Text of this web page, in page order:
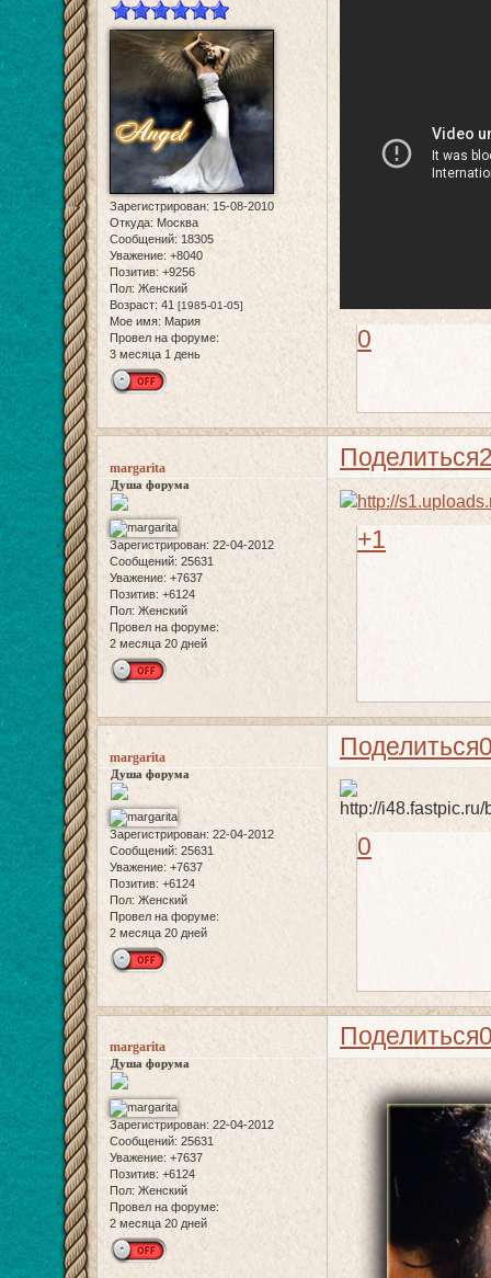
Зарегистрирован: 15-08-2010
Откуда: Москва
Сообщений:18305
Уважение: +8040
Позитив: +9256
Пол: Женский
Возраст: 41 [1985-01-05]
Мое имя: Мария
Провел на форуме:
3 месяца 1 день
0
Поделиться
margarita
Душа форума
Зарегистрирован: 22-04-2012
Сообщений: 25631
Уважение: +7637
Позитив: +6124
Пол: Женский
Провел на форуме:
2 месяца 20 дней
+1
Поделиться
margarita
Душа форума
Зарегистрирован: 22-04-2012
Сообщений: 25631
Уважение: +7637
Позитив: +6124
Пол: Женский
Провел на форуме:
2 месяца 20 дней
0
Поделиться
margarita
Душа форума
Зарегистрирован: 22-04-2012
Сообщений: 25631
Уважение: +7637
Позитив: +6124
Пол: Женский
Провел на форуме:
2 месяца 20 дней